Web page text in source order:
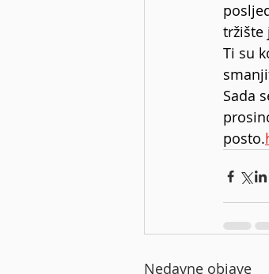
tržište
Ti su
Sada
posto.
Nedavne objave